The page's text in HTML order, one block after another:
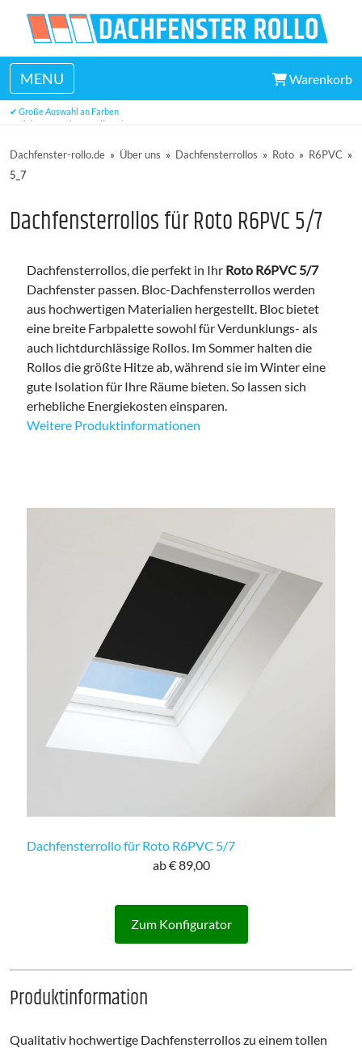
MENU Warenkorb
✔ Hervorragender Kundendienst
✔ Große Auswahl an Farben
✔ viele Maße ab Lager lieferbar
Dachfenster-rollo.de » Über uns » Dachfensterrollos » Roto » R6PVC »
5_7
Dachfensterrollos für Roto R6PVC 5/7
Dachfensterrollos, die perfekt in Ihr Roto R6PVC 5/7
Dachfenster passen. Bloc-Dachfensterrollos werden
aus hochwertigen Materialien hergestellt. Bloc bietet
eine breite Farbpalette sowohl für Verdunklungs- als
auch lichtdurchlässige Rollos. Im Sommer halten die
Rollos die größte Hitze ab, während sie im Winter eine
gute Isolation für Ihre Räume bieten. So lassen sich
erhebliche Energiekosten einsparen.
Weitere Produktinformationen
Dachfensterrollo für Roto R6PVC 5/7
ab € 89,00
Zum Konfigurator
Produktinformation
Qualitativ hochwertige Dachfensterrollos zu einem tollen